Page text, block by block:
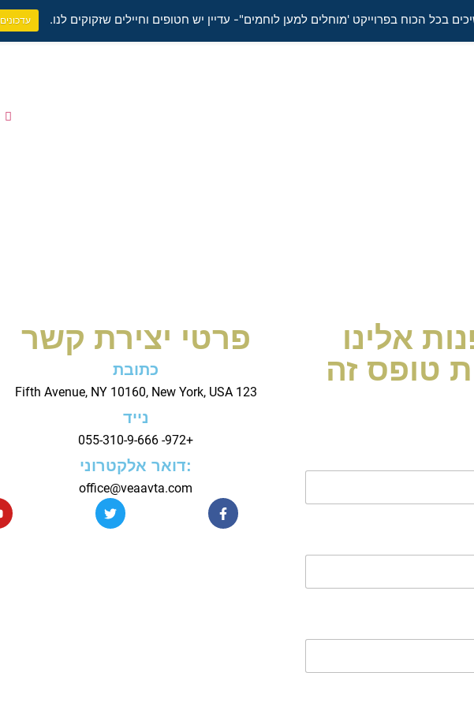
אלינו
טופס זה
פרטי יצירת קשר
כתובת
123 Fifth Avenue, NY 10160, New York, USA
נייד
+972- 055-310-9-666
:דואר אלקטרוני
office@veaavta.com
בכל הכוח בפרוייקט 'מוחלים למען לוחמים"- עדיין יש חטופים וחיילים שזקוקים לנו. עדכונים